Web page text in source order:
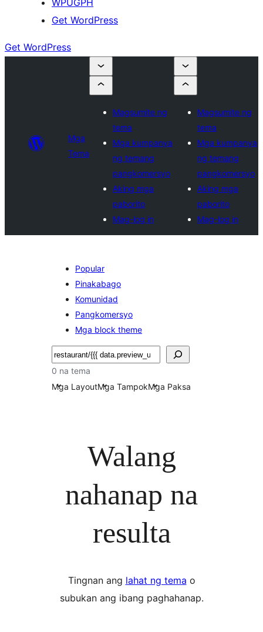
WPUGPH
Get WordPress
Get WordPress
Mga
Tema
Magsumite ng
tema
Mga kumpanya
ng temang
pangkomersyo
Aking mga
paborito
Mag-log in
Magsumite ng
tema
Mga kumpanya
ng temang
pangkomersyo
Aking mga
paborito
Mag-log in
Popular
Pinakabago
Komunidad
Pangkomersyo
Mga block theme
Maghanap
0 na tema
Mga LayoutMga TampokMga Paksa
Walang
nahanap na
resulta
Tingnan ang lahat ng tema o
subukan ang ibang paghahanap.